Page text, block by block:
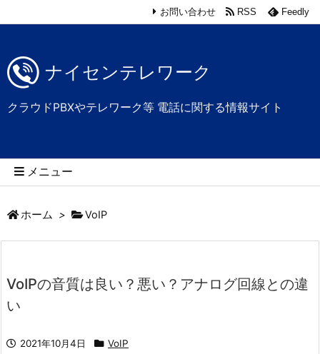
ナイセンテレワーク
クラウドPBXやテレワーク等 電話に関する情報サイト
メニュー
お問い合わせ RSS Feedly
ホーム > VoIP
VoIPの音質は良い？悪い？アナログ回線との違
い
2021年10月4日 VoIP